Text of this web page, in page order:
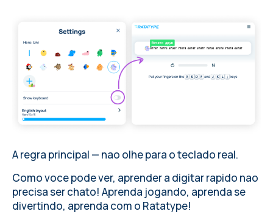
A regra principal — nao olhe para o teclado real.
Como voce pode ver, aprender a digitar rapido nao
precisa ser chato! Aprenda jogando, aprenda se
divertindo, aprenda com o Ratatype!